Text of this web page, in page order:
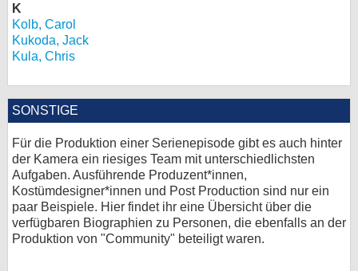
K
Kolb, Carol
Kukoda, Jack
Kula, Chris
SONSTIGE
Für die Produktion einer Serienepisode gibt es auch hinter
der Kamera ein riesiges Team mit unterschiedlichsten
Aufgaben. Ausführende Produzent*innen,
Kostümdesigner*innen und Post Production sind nur ein
paar Beispiele. Hier findet ihr eine Übersicht über die
verfügbaren Biographien zu Personen, die ebenfalls an der
Produktion von "Community" beteiligt waren.